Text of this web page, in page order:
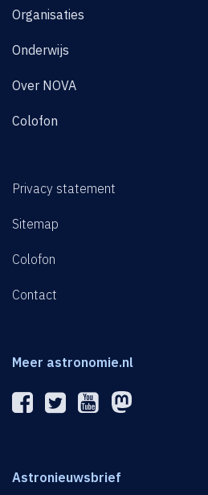
Organisaties
Onderwijs
Over NOVA
Colofon
Privacy statement
Sitemap
Colofon
Contact
Meer astronomie.nl
Astronieuwsbrief